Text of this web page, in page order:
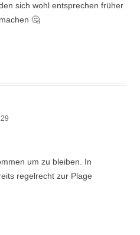
sich wohl entsprechen früher
🤔
um zu bleiben. In
regelrecht zur Plage